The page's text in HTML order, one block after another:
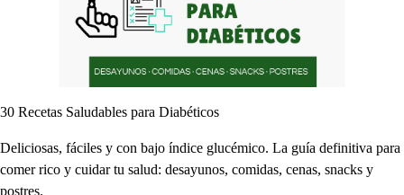
30 Recetas Saludables para Diabéticos
Deliciosas, fáciles y con bajo índice glucémico. La guía definitiva para
comer rico y cuidar tu salud: desayunos, comidas, cenas, snacks y